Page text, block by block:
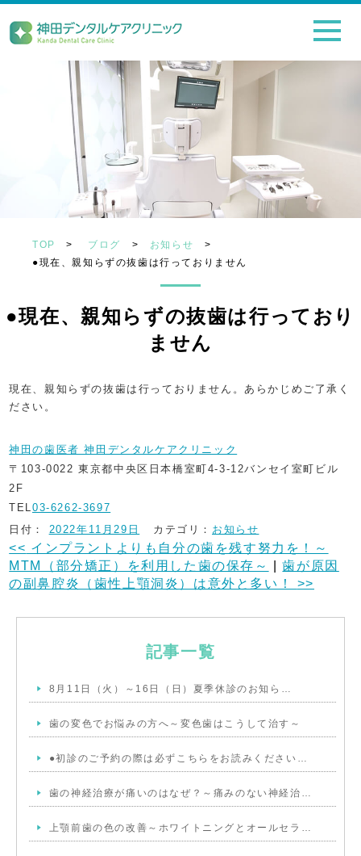
TOP > ブログ > お知らせ >
●現在、親知らずの抜歯は行っておりません
●現在、親知らずの抜歯は行っており
ません
現在、親知らずの抜歯は行っておりません。あらかじめご了承く
ださい。
神田の歯医者 神田デンタルケアクリニック
〒103-0022 東京都中央区日本橋室町4-3-12バンセイ室町ビル
2F
TEL03-6262-3697
日付： 2022年11月29日 カテゴリ： お知らせ
<< インプラントよりも自分の歯を残す努力を！～
MTM（部分矯正）を利用した歯の保存～
|歯が原因
の副鼻腔炎（歯性上顎洞炎）は意外と多い！ >>
記事一覧
8月11日（火）～16日（日）夏季休診のお知ら…
歯の変色でお悩みの方へ～変色歯はこうして治す～
●初診のご予約の際は必ずこちらをお読みください…
歯の神経治療が痛いのはなぜ？～痛みのない神経治…
上顎前歯の色の改善～ホワイトニングとオールセラ…